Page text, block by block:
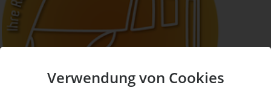
Verwendung von Cookies